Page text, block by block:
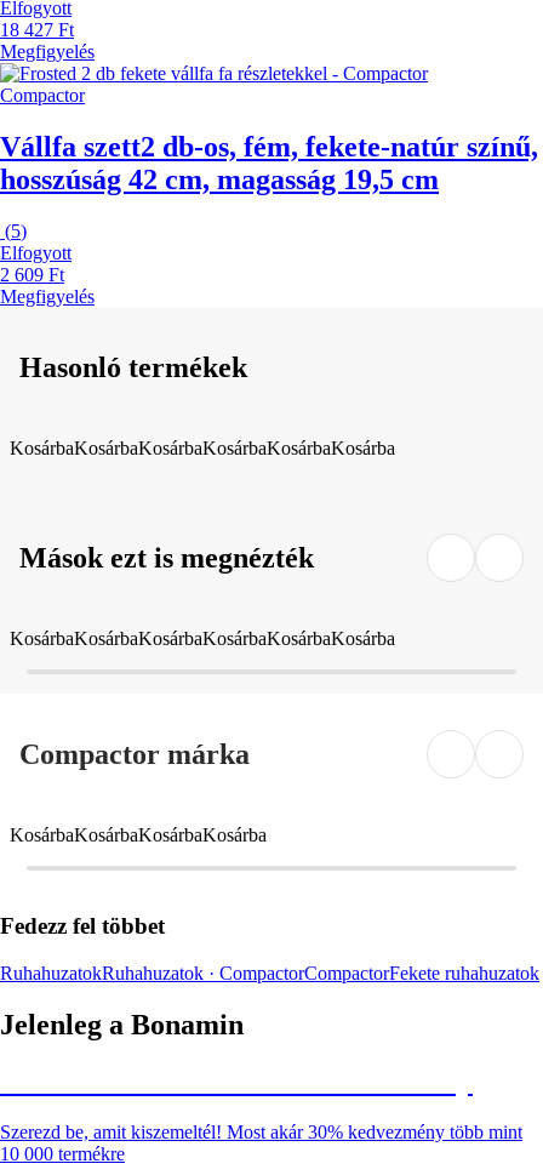
Elfogyott
18 427 Ft
Megfigyelés
Compactor
Vállfa szett2 db-os, fém, fekete-natúr színű,
hosszúság 42 cm, magasság 19,5 cm
(5)
Elfogyott
2 609 Ft
Megfigyelés
Hasonló termékek
KosárbaKosárbaKosárbaKosárbaKosárbaKosárba
Mások ezt is megnézték
KosárbaKosárbaKosárbaKosárbaKosárbaKosárba
Compactor márka
KosárbaKosárbaKosárbaKosárba
Fedezz fel többet
RuhahuzatokRuhahuzatok · CompactorCompactorFekete ruhahuzatok
Jelenleg a Bonamin
Szerezd be, amit kiszemeltél! Most akár 30% kedvezmény több mint
10 000 termékre